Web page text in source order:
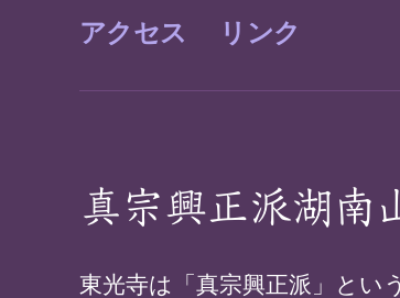
アクセス
リンク
真宗興正派湖南
東光寺は「真宗興正派」とい